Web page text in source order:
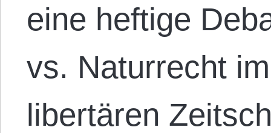
eine heftige
vs. Naturrecht
libertären